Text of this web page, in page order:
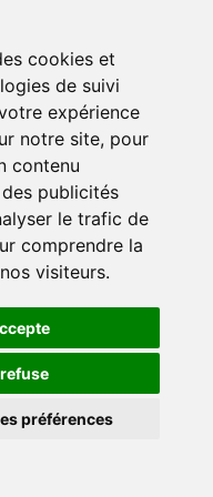
cookies et
de suivi
expérience
notre site, pour
contenu
publicités
le trafic de
comprendre la
visiteurs.
préférences